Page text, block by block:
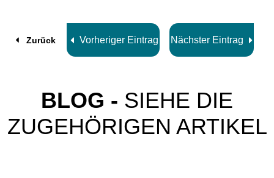
Zurück Vorheriger Eintrag Nächster Eintrag
BLOG - SIEHE DIE
ZUGEHÖRIGEN ARTIKEL